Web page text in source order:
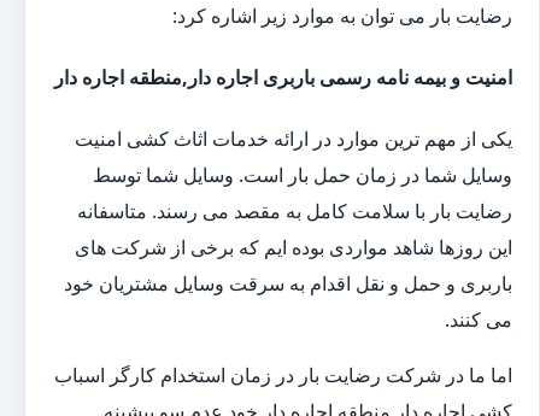
رضایت بار می توان به موارد زیر اشاره کرد:
امنیت و بیمه نامه رسمی باربری اجاره دار,منطقه اجاره دار
یکی از مهم ترین موارد در ارائه خدمات اثاث کشی امنیت
وسایل شما در زمان حمل بار است. وسایل شما توسط
رضایت بار با سلامت کامل به مقصد می رسند. متاسفانه
این روزها شاهد مواردی بوده ایم که برخی از شرکت های
باربری و حمل و نقل اقدام به سرقت وسایل مشتریان خود
می کنند.
اما ما در شرکت رضایت بار در زمان استخدام کارگر اسباب